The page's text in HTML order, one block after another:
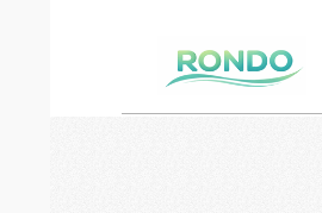
ロンド
芸能プロダクション